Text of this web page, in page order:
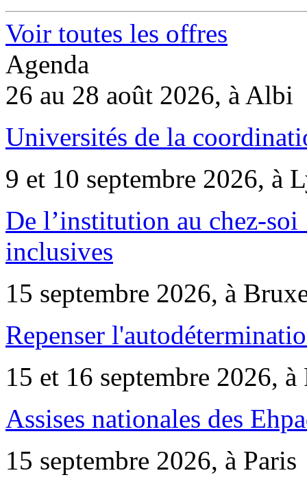
Voir toutes les offres
Agenda
26 au 28 août 2026, à Albi
Universités de la
9 et 10 septembre 2026, à
De l’institution au chez-
inclusives
15 septembre 2026, à
Repenser
15 et 16 septembre 2026, à
Assises nationales des
15 septembre 2026, à Paris